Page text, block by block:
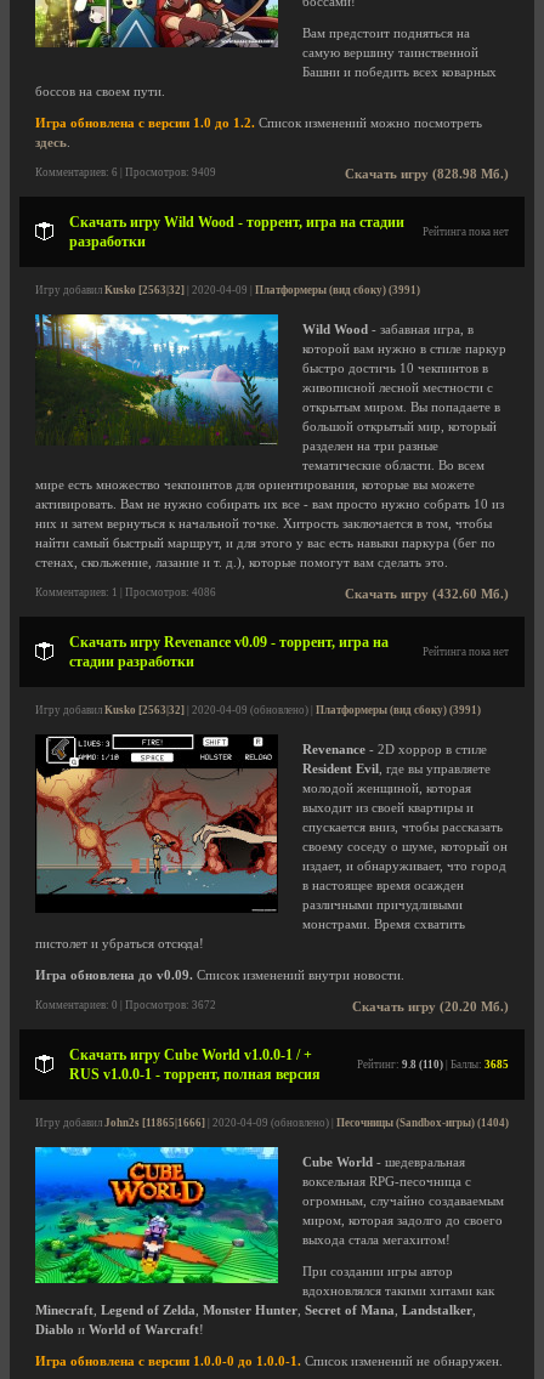
Вам предстоит подняться на
самую вершину таинственной
Башни и победить всех коварных
боссов на своем пути.
Игра обновлена с версии 1.0 до 1.2. Список изменений можно посмотреть
здесь
Скачать игру (828.98 Мб.)
Комментариев: 6 | Просмотров: 9409
Скачать игру Wild Wood - торрент, игра на стадии
разработки
Рейтинга пока нет
Игру добавил Kusko [2563|32] | 2020-04-09 | Платформеры (вид сбоку) (3991)
Wild Wood - забавная игра, в
которой вам нужно в стиле паркур
быстро достичь 10 чекпинтов в
живописной лесной местности с
открытым миром. Вы попадаете в
большой открытый мир, который
разделен на три разные
тематические области. Во всем
мире есть множество чекпоинтов для ориентирования, которые вы можете
активировать. Вам не нужно собирать их все - вам просто нужно собрать 10 из
них и затем вернуться к начальной точке. Хитрость заключается в том, чтобы
найти самый быстрый маршрут, и для этого у вас есть навыки паркура (бег по
стенах, скольжение, лазание и т. д.), которые помогут вам сделать это.
Скачать игру (432.60 Мб.)
Комментариев: 1 | Просмотров: 4086
Скачать игру Revenance v0.09 - торрент, игра на
стадии разработки
Рейтинга пока нет
Игру добавил Kusko [2563|32] | 2020-04-09 (обновлено) | Платформеры (вид сбоку) (3991)
Revenance - 2D хоррор в стиле
Resident Evil
, где вы управляете
молодой женщиной, которая
выходит из своей квартиры и
спускается вниз, чтобы рассказать
своему соседу о шуме, который он
издает, и обнаруживает, что город
в настоящее время осажден
различными причудливыми
монстрами. Время схватить
пистолет и убраться отсюда!
Игра обновлена до v0.09. Список изменений внутри новости.
Скачать игру (20.20 Мб.)
Комментариев: 0 | Просмотров: 3672
Скачать игру Cube World v1.0.0-1 / +
RUS v1.0.0-1 - торрент, полная версия
Рейтинг: 9.8 (110) | Баллы: 3685
Игру добавил John2s [11865|1666] | 2020-04-09 (обновлено) | Песочницы (Sandbox-игры) (1404)
Cube World - шедевральная
воксельная RPG-песочница с
огромным, случайно создаваемым
миром, которая задолго до своего
выхода стала мегахитом!
При создании игры автор
вдохновлялся такими хитами как
Minecraft Legend of Zelda Monster Hunter Secret of Mana Landstalker
Diablo и World of Warcraft!
Игра обновлена с версии 1.0.0-0 до 1.0.0-1. Список изменений не обнаружен.